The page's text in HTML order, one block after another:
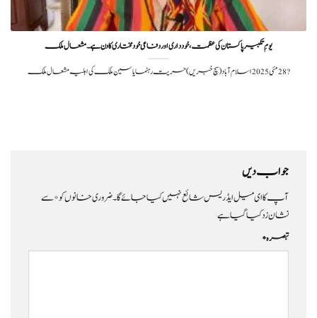
یومِ تکبیر پاکستان کی عظمت، خودداری اور دفاعی خودمختاری کا دن ہے۔ مشعال ملک
?️ 28 مئی 2025اسلام آباد (سچ خبریں) حریت رہنما یاسین ملک کی اہلیہ مشعال ملک
جواب دیں
آپ کا ای میل ایڈریس شائع نہیں کیا جائے گا۔ضروری خانوں کو*سے
نشان زد کیا گیا ہے
تبصرہ*